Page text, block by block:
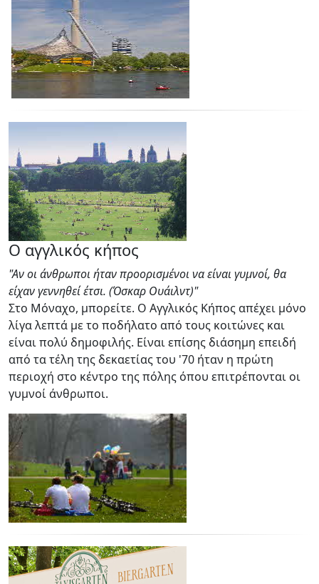
Ο αγγλικός κήπος
"Αν οι άνθρωποι ήταν προορισμένοι να είναι γυμνοί, θα
είχαν γεννηθεί έτσι. (Όσκαρ Ουάιλντ)"
Στο Μόναχο, μπορείτε. Ο Αγγλικός Κήπος απέχει μόνο
λίγα λεπτά με το ποδήλατο από τους κοιτώνες και
είναι πολύ δημοφιλής. Είναι επίσης διάσημη επειδή
από τα τέλη της δεκαετίας του '70 ήταν η πρώτη
περιοχή στο κέντρο της πόλης όπου επιτρέπονται οι
γυμνοί άνθρωποι.